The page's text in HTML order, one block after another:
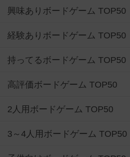
興味ありボードゲーム TOP50
経験ありボードゲーム TOP50
持ってるボードゲーム TOP50
高評価ボードゲーム TOP50
2人用ボードゲーム TOP50
3～4人用ボードゲーム TOP50